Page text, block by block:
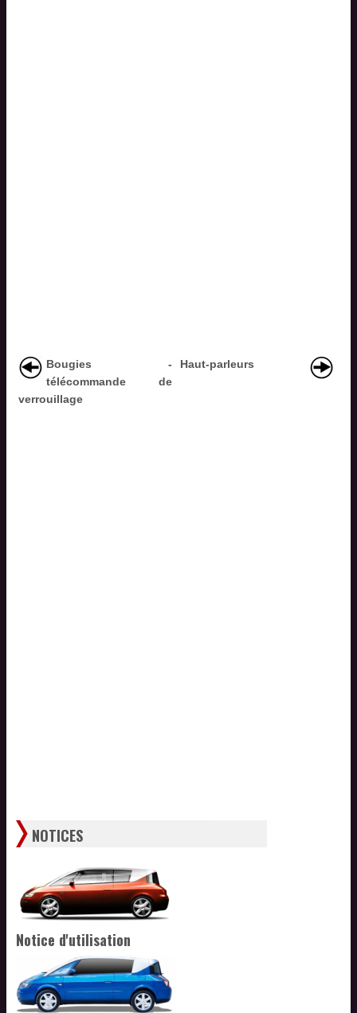
Bougies -
télécommande de
verrouillage
Haut-parleurs
NOTICES
Notice d'utilisation